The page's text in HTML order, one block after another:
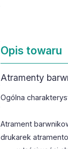
Opis towaru
Atramenty
Ogólna
Atrament
drukarek